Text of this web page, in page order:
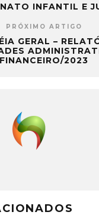
INFANTIL E
PRÓXIMO ARTIGO
GERAL –
FINANCEIRO/2023